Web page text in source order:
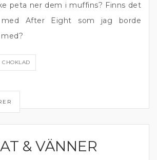
peta ner dem i muffins? Finns det
med After Eight som jag borde
CHOKLAD
& VÄNNER